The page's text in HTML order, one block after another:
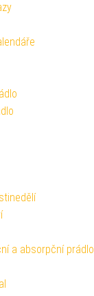
a absorpční prádlo